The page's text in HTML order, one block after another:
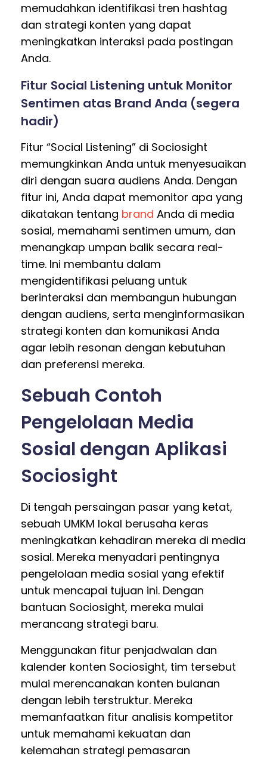
memudahkan identifikasi tren hashtag
dan strategi konten yang dapat
meningkatkan interaksi pada postingan
Anda.
Fitur Social Listening untuk Monitor
Sentimen atas Brand Anda (segera
hadir)
Fitur “Social Listening” di Sociosight
memungkinkan Anda untuk menyesuaikan
diri dengan suara audiens Anda. Dengan
fitur ini, Anda dapat memonitor apa yang
dikatakan tentang brand Anda di media
sosial, memahami sentimen umum, dan
menangkap umpan balik secara real-
time. Ini membantu dalam
mengidentifikasi peluang untuk
berinteraksi dan membangun hubungan
dengan audiens, serta menginformasikan
strategi konten dan komunikasi Anda
agar lebih resonan dengan kebutuhan
dan preferensi mereka.
Sebuah Contoh
Pengelolaan Media
Sosial dengan Aplikasi
Sociosight
Di tengah persaingan pasar yang ketat,
sebuah UMKM lokal berusaha keras
meningkatkan kehadiran mereka di media
sosial. Mereka menyadari pentingnya
pengelolaan media sosial yang efektif
untuk mencapai tujuan ini. Dengan
bantuan Sociosight, mereka mulai
merancang strategi baru.
Menggunakan fitur penjadwalan dan
kalender konten Sociosight, tim tersebut
mulai merencanakan konten bulanan
dengan lebih terstruktur. Mereka
memanfaatkan fitur analisis kompetitor
untuk memahami kekuatan dan
kelemahan strategi pemasaran